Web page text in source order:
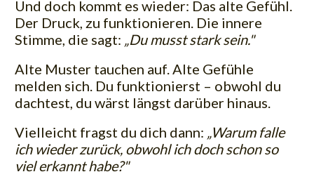
Und doch kommt es wieder: Das alte Gefühl.
Der Druck, zu funktionieren. Die innere
Stimme, die sagt: „Du musst stark sein."
Alte Muster tauchen auf. Alte Gefühle
melden sich. Du funktionierst – obwohl du
dachtest, du wärst längst darüber hinaus.
Vielleicht fragst du dich dann: „Warum falle
ich wieder zurück, obwohl ich doch schon so
viel erkannt habe?"